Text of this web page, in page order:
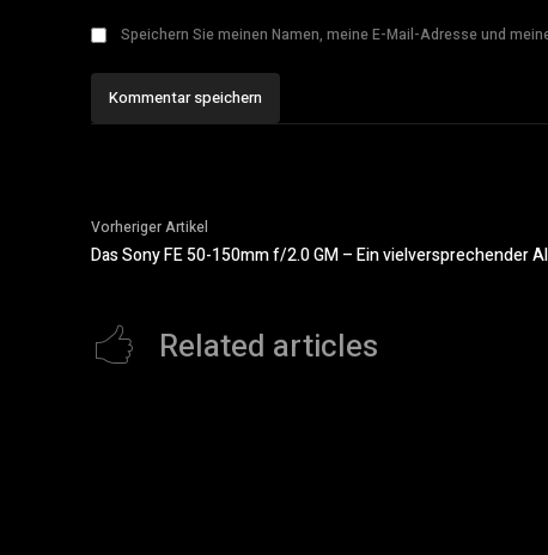
Speichern Sie meinen Namen, meine E-Mail-Adresse und
Vorheriger Artikel
Das Sony FE 50-150mm f/2.0 GM – Ein vielversprechender
Related articles